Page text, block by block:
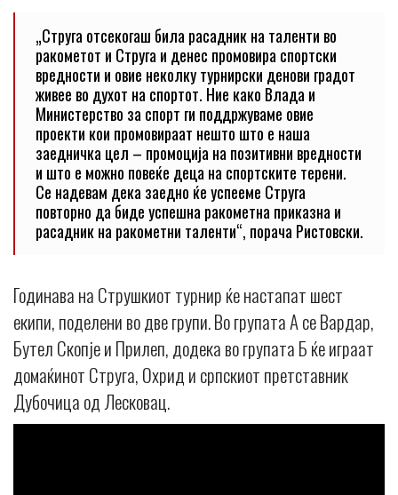
„Струга отсекогаш била расадник на таленти во
ракометот и Струга и денес промовира спортски
вредности и овие неколку турнирски денови градот
живее во духот на спортот. Ние како Влада и
Министерство за спорт ги поддржуваме овие
проекти кои промовираат нешто што е наша
заедничка цел – промоција на позитивни вредности
и што е можно повеќе деца на спортските терени.
Се надевам дека заедно ќе успееме Струга
повторно да биде успешна ракометна приказна и
расадник на ракометни таленти“, порача Ристовски.
Годинава на Струшкиот турнир ќе настапат шест
екипи, поделени во две групи. Во групата А се Вардар,
Бутел Скопје и Прилеп, додека во групата Б ќе играат
домаќинот Струга, Охрид и српскиот претставник
Дубочица од Лесковац.